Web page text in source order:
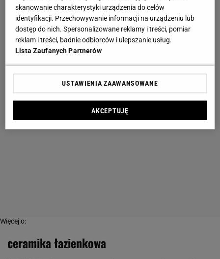
Więcej o:
ceramika łazienkowa
skanowanie charakterystyki urządzenia do celów
identyfikacji. Przechowywanie informacji na urządzeniu lub
dostęp do nich. Spersonalizowane reklamy i treści, pomiar
reklam i treści, badnie odbiorców i ulepszanie usług.
Lista Zaufanych Partnerów
USTAWIENIA ZAAWANSOWANE
AKCEPTUJĘ